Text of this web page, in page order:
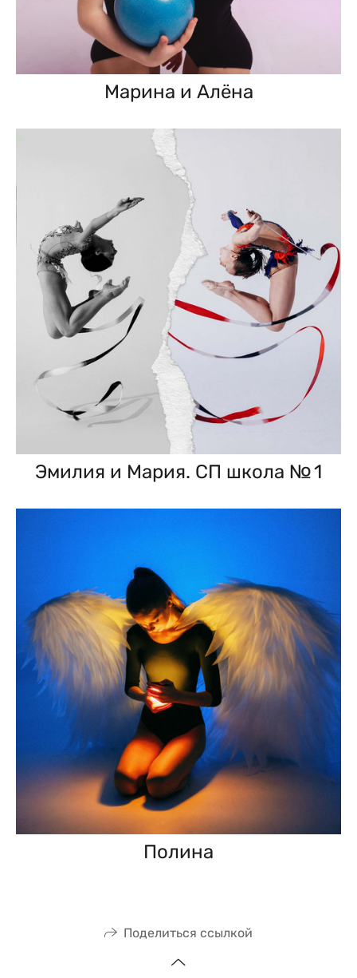
Марина и Алёна
Эмилия и Мария. СП школа № 1
Полина
Поделиться ссылкой